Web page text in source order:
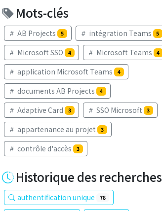
Mots-clés
AB Projects 5 intégration Teams 5
Microsoft SSO 4 Microsoft Teams 4
application Microsoft Teams 4
documents AB Projects 4
Adaptive Card 3 SSO Microsoft 3
appartenance au projet 3
contrôle d'accès 3
Historique des recherches
authentification unique 78